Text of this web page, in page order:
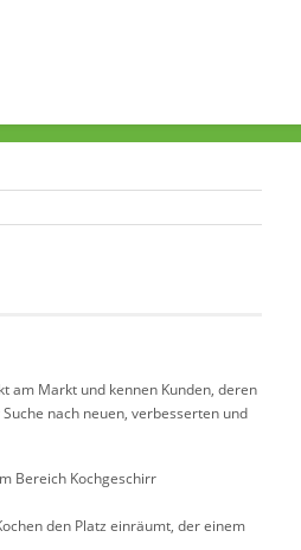
am Markt und kennen Kunden, deren
nach neuen, verbesserten und
Bereich Kochgeschirr
den Platz einräumt, der einem